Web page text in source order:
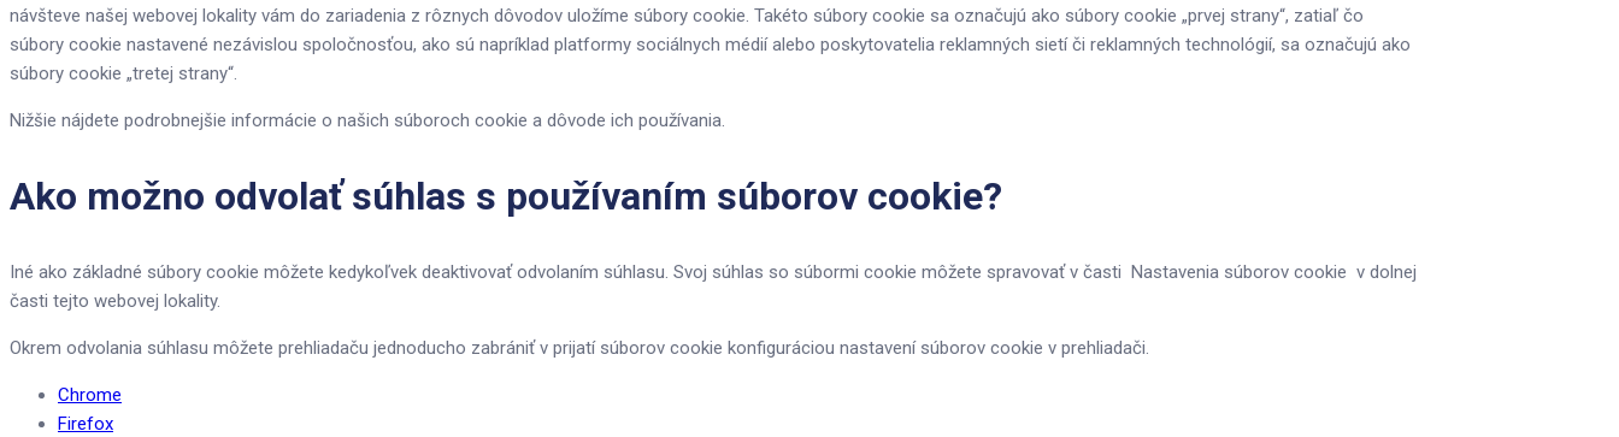
návšteve našej webovej lokality vám do zariadenia z rôznych dôvodov uložíme súbory cookie. Takéto súbory cookie sa označujú ako súbory cookie „prvej strany“, zatiaľ čo
súbory cookie nastavené nezávislou spoločnosťou, ako sú napríklad platformy sociálnych médií alebo poskytovatelia reklamných sietí či reklamných technológií, sa označujú ako
súbory cookie „tretej strany“.
Nižšie nájdete podrobnejšie informácie o našich súboroch cookie a dôvode ich používania.
Ako možno odvolať súhlas s používaním súborov cookie?
Iné ako základné súbory cookie môžete kedykoľvek deaktivovať odvolaním súhlasu. Svoj súhlas so súbormi cookie môžete spravovať v časti Nastavenia súborov cookie v dolnej
časti tejto webovej lokality.
Okrem odvolania súhlasu môžete prehliadaču jednoducho zabrániť v prijatí súborov cookie konfiguráciou nastavení súborov cookie v prehliadači.
Chrome
Firefox